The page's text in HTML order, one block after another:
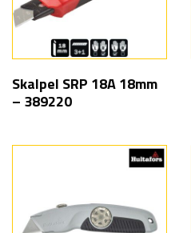
Skalpel SRP 18A 18mm
– 389220